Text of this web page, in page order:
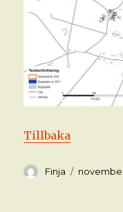
Tillbaka
Författare
Finja Postat